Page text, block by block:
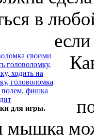
в
для игры.
мышка